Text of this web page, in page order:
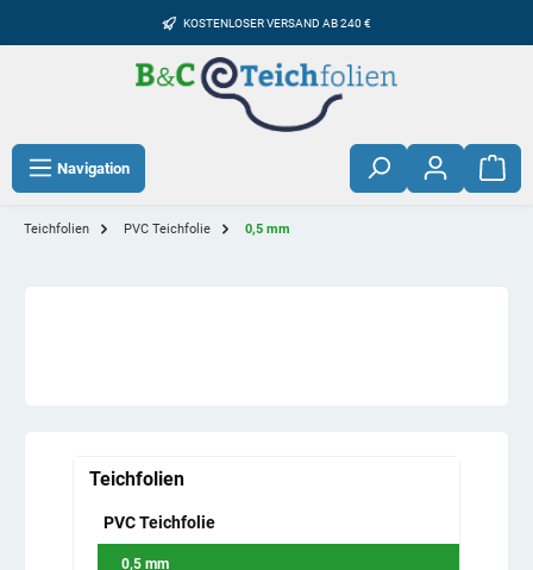
KOSTENLOSER VERSAND AB 240 €
Navigation
Teichfolien PVC Teichfolie 0,5 mm
Teichfolien
PVC Teichfolie
0,5 mm